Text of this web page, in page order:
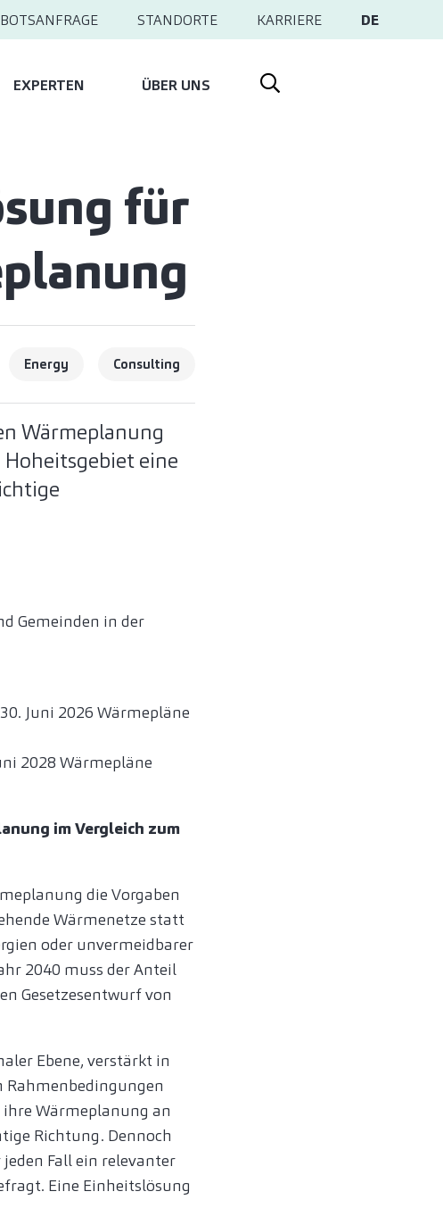
STANDORTE KARRIERE DE
EXPERTEN ÜBER UNS
für
Energy Consulting
Wärmeplanung
eine
Gemeinden in der
Juni 2026 Wärmepläne
2028 Wärmepläne
im Vergleich zum
die Vorgaben
Wärmenetze statt
oder unvermeidbarer
2040 muss der Anteil
Gesetzesentwurf von
Ebene, verstärkt in
Rahmenbedingungen
Wärmeplanung an
Richtung. Dennoch
Fall ein relevanter
Eine Einheitslösung